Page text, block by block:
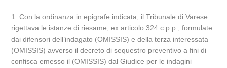
1. Con la ordinanza in epigrafe indicata, il Tribunale di Varese
rigettava le istanze di riesame, ex articolo 324 c.p.p., formulate
dai difensori dell’indagato (OMISSIS) e della terza interessata
(OMISSIS) avverso il decreto di sequestro preventivo a fini di
confisca emesso il (OMISSIS) dal Giudice per le indagini